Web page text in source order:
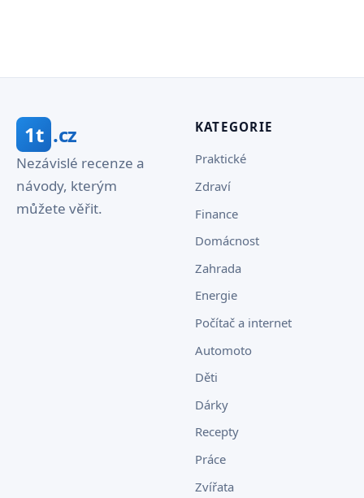
1t .cz
Nezávislé recenze a
návody, kterým
můžete věřit.
KATEGORIE
Praktické
Zdraví
Finance
Domácnost
Zahrada
Energie
Počítač a internet
Automoto
Děti
Dárky
Recepty
Práce
Zvířata